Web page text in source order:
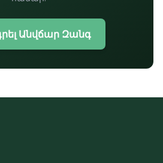
Անվճար Զանգ